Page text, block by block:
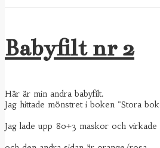
Babyfilt nr 2
Här är min andra babyfilt.
Jag hittade mönstret i boken "Stora
Jag lade upp 80+3 maskor och